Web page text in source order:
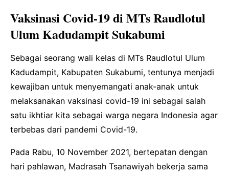
Vaksinasi Covid-19 di MTs Raudlotul
Ulum Kadudampit Sukabumi
Sebagai seorang wali kelas di MTs Raudlotul Ulum
Kadudampit, Kabupaten Sukabumi, tentunya menjadi
kewajiban untuk menyemangati anak-anak untuk
melaksanakan vaksinasi covid-19 ini sebagai salah
satu ikhtiar kita sebagai warga negara Indonesia agar
terbebas dari pandemi Covid-19.
Pada Rabu, 10 November 2021, bertepatan dengan
hari pahlawan, Madrasah Tsanawiyah bekerja sama